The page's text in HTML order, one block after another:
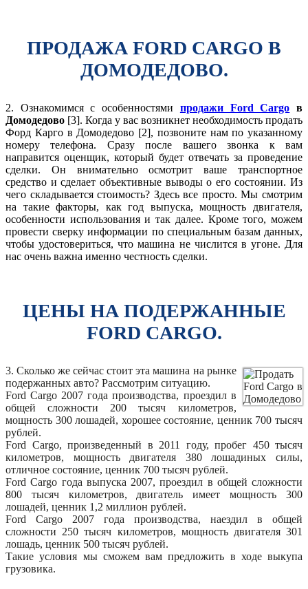
ПРОДАЖА FORD CARGO В
ДОМОДЕДОВО.
2. Ознакомимся с особенностями продажи Ford Cargo в
Домодедово [3]. Когда у вас возникнет необходимость продать
Форд Карго в Домодедово [2], позвоните нам по указанному
номеру телефона. Сразу после вашего звонка к вам
направится оценщик, который будет отвечать за проведение
сделки. Он внимательно осмотрит ваше транспортное
средство и сделает объективные выводы о его состоянии. Из
чего складывается стоимость? Здесь все просто. Мы смотрим
на такие факторы, как год выпуска, мощность двигателя,
особенности использования и так далее. Кроме того, можем
провести сверку информации по специальным базам данных,
чтобы удостовериться, что машина не числится в угоне. Для
нас очень важна именно честность сделки.
ЦЕНЫ НА ПОДЕРЖАННЫЕ
FORD CARGO.
3. Сколько же сейчас стоит эта машина на рынке
подержанных авто? Рассмотрим ситуацию.
Ford Cargo 2007 года производства, проездил в
общей сложности 200 тысяч километров,
мощность 300 лошадей, хорошее состояние, ценник 700 тысяч
рублей.
Ford Cargo, произведенный в 2011 году, пробег 450 тысяч
километров, мощность двигателя 380 лошадиных силы,
отличное состояние, ценник 700 тысяч рублей.
Ford Cargo года выпуска 2007, проездил в общей сложности
800 тысяч километров, двигатель имеет мощность 300
лошадей, ценник 1,2 миллион рублей.
Ford Cargo 2007 года производства, наездил в общей
сложности 250 тысяч километров, мощность двигателя 301
лошадь, ценник 500 тысяч рублей.
Такие условия мы сможем вам предложить в ходе выкупа
грузовика.